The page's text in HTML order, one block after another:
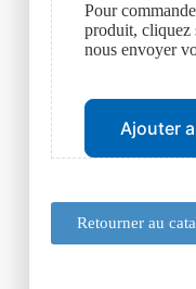
Retourner au
Pour
produit, cliquez
nous envoyer
Ajouter